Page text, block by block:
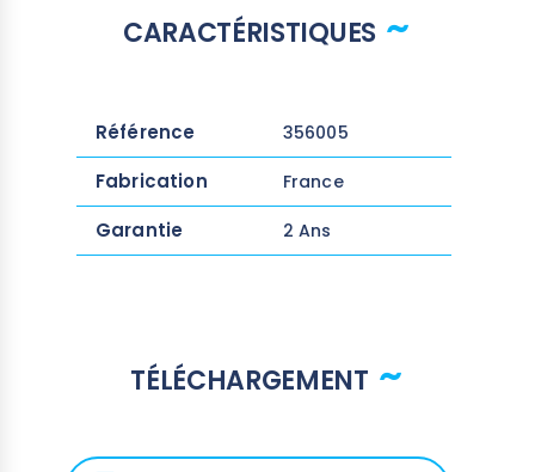
CARACTÉRISTIQUES
Référence 356005
Fabrication France
Garantie 2 Ans
TÉLÉCHARGEMENT